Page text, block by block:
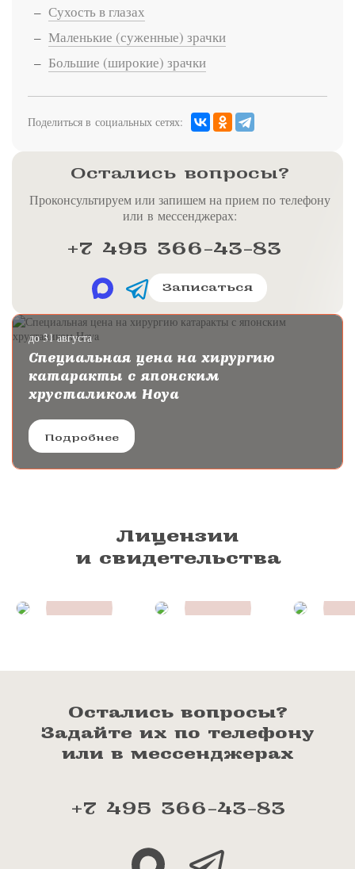
Сухость в глазах
Маленькие (суженные) зрачки
Большие (широкие) зрачки
Поделиться в социальных сетях:
Остались вопросы?
Проконсультируем или запишем на прием по телефону
или в мессенджерах:
+7 495 366-43-83
Записаться
до 31 августа
Специальная цена на хирургию
катаракты с японским
хрусталиком Hoya
Подробнее
Лицензии
и свидетельства
Остались вопросы?
Задайте их по телефону
или в мессенджерах
+7 495 366-43-83